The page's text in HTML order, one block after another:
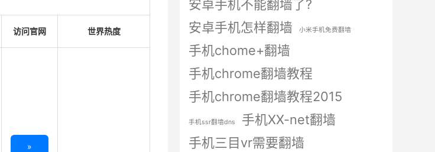
访问官网 世界热度
»
安卓手机不能翻墙了?
安卓手机怎样翻墙
小米手机免费翻墙
手机chome+翻墙
手机chrome翻墙教程
手机chrome翻墙教程2015
手机ssr翻墙dns
手机XX-net翻墙
手机三目vr需要翻墙